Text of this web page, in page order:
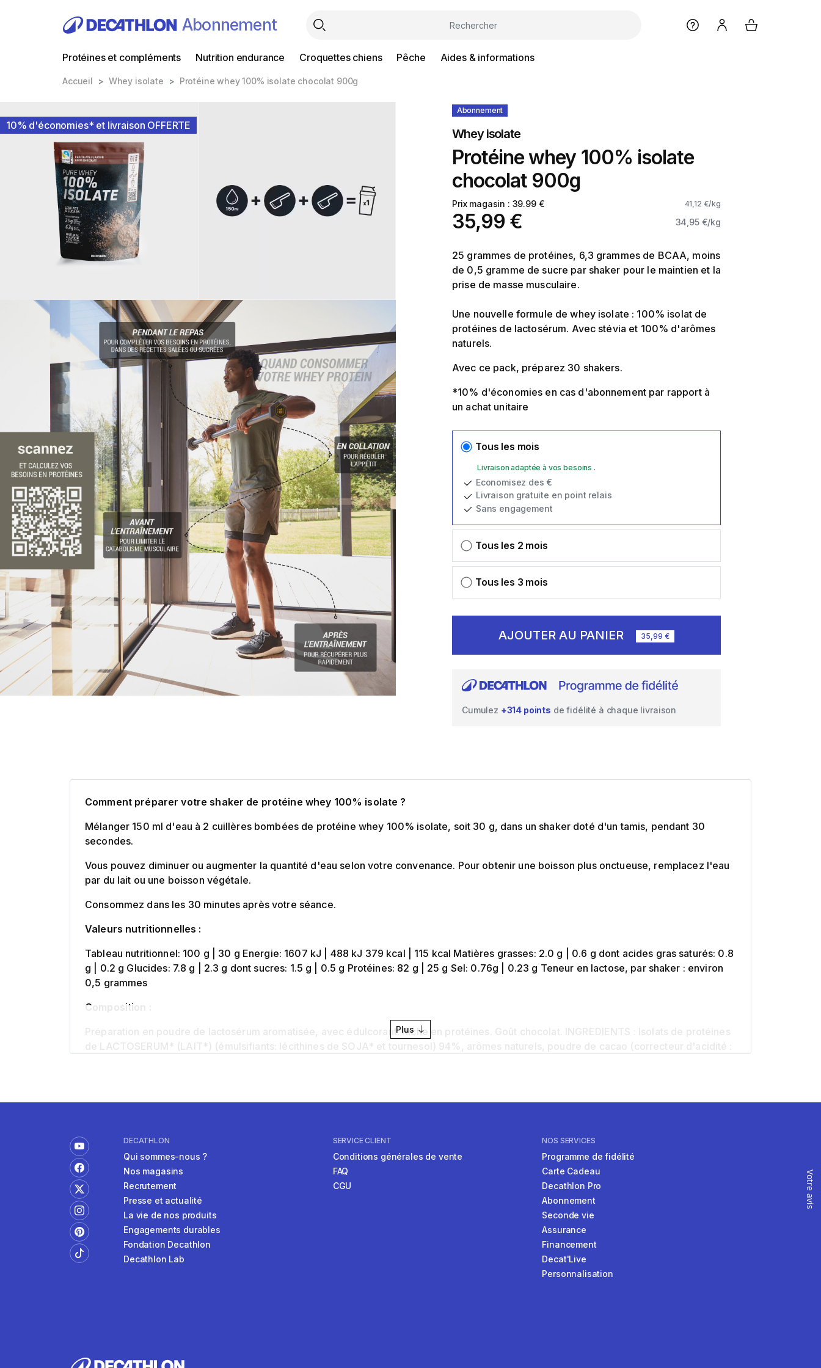
Abonnement
Protéines et compléments Nutrition endurance Croquettes chiens Pêche Aides & informations
Accueil Whey isolate Protéine whey 100% isolate chocolat 900g
10% d'économies* et livraison OFFERTE
Abonnement
Whey isolate
Protéine whey 100% isolate
chocolat 900g
Prix magasin : 39.99 € 41,12 €/kg
35,99 € 34,95 €/kg
25 grammes de protéines, 6,3 grammes de BCAA, moins
de 0,5 gramme de sucre par shaker pour le maintien et la
prise de masse musculaire.
Une nouvelle formule de whey isolate : 100% isolat de
protéines de lactosérum. Avec stévia et 100% d'arômes
naturels.
Avec ce pack, préparez 30 shakers.
*10% d'économies en cas d'abonnement par rapport à
un achat unitaire
Tous les mois
Livraison adaptée à vos besoins .
Economisez des €
Livraison gratuite en point relais
Sans engagement
Tous les 2 mois
Tous les 3 mois
AJOUTER AU PANIER 35,99 €
Cumulez +314 points de fidélité à chaque livraison
Comment préparer votre shaker de protéine whey 100% isolate ?
Mélanger 150 ml d'eau à 2 cuillères bombées de protéine whey 100% isolate, soit 30 g, dans un shaker doté d'un tamis, pendant 30
secondes.
Vous pouvez diminuer ou augmenter la quantité d'eau selon votre convenance. Pour obtenir une boisson plus onctueuse, remplacez l'eau
par du lait ou une boisson végétale.
Consommez dans les 30 minutes après votre séance.
Valeurs nutritionnelles :
Tableau nutritionnel: 100 g | 30 g Energie: 1607 kJ | 488 kJ 379 kcal | 115 kcal Matières grasses: 2.0 g | 0.6 g dont acides gras saturés: 0.8
g | 0.2 g Glucides: 7.8 g | 2.3 g dont sucres: 1.5 g | 0.5 g Protéines: 82 g | 25 g Sel: 0.76g | 0.23 g Teneur en lactose, par shaker : environ
0,5 grammes
Composition :
Préparation en poudre de lactosérum aromatisée, avec édulcorant. Riche en protéines. Goût chocolat. INGREDIENTS : Isolats de protéines
Contre-indications :
Plus
DECATHLON
Qui sommes-nous ?
Nos magasins
Recrutement
Presse et actualité
La vie de nos produits
Engagements durables
Fondation Decathlon
Decathlon Lab
SERVICE CLIENT
Conditions générales de vente
FAQ
CGU
NOS SERVICES
Programme de fidélité
Carte Cadeau
Decathlon Pro
Abonnement
Seconde vie
Assurance
Financement
Decat'Live
Personnalisation
Votre avis